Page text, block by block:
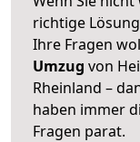
richtige
Ihre Fragen
Umzug von
Rheinland –
haben immer
Fragen parat.